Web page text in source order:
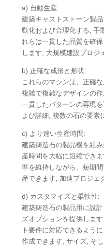
a) 自動生産:
建築キャストストーン製
動化および合理化する, 手
れらは一貫した品質を確
します, 大規模建設プロジ
b) 正確な成形と形状:
これらのマシンは、正確
複雑で複雑なデザインの
一貫したパターンの再現
よび詳細, 複数の石の要素
c) より速い生産時間:
建築鋳造石の製品機を組
産時間を大幅に短縮でき
準を維持しながら、短期
産できます, 加速プロジェ
d) カスタマイズと柔軟性:
建築鋳造石の製品用に設
ズオプションを提供しま
ト要件に対応できるよう
作成できます, サイズ, そ